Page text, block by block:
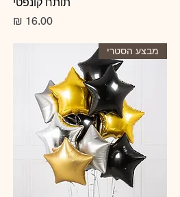
מחיר
מבצע הסטרי